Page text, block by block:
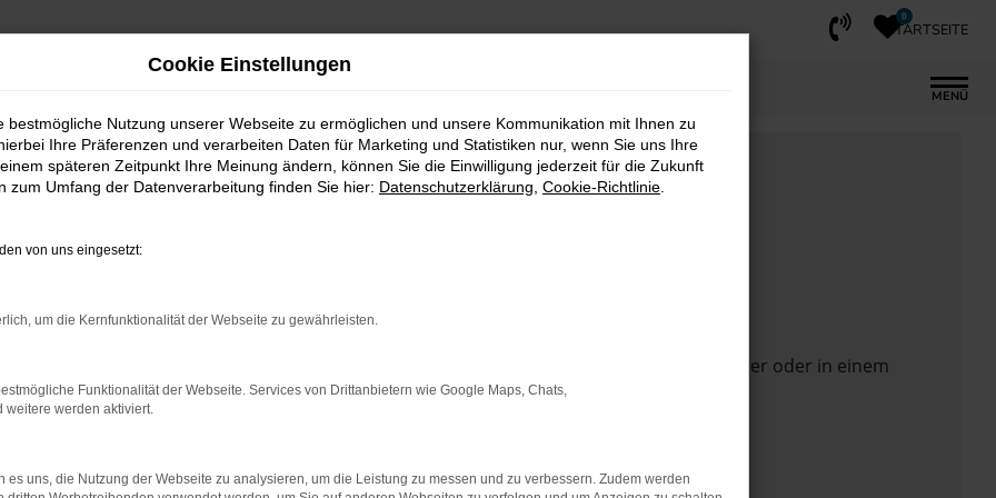
0
STARTSEITE
MENÜ
das Laden bestimmter Seiten verhindern. Funktioniert die Seite in einem anderen Browser oder in einem
zu beheben.
auf dem neuesten Stand sind.
Cookie Einstellungen
bestmögliche Nutzung unserer Webseite zu ermöglichen und unsere Kommunikation mit Ihnen zu
Ihre Präferenzen und verarbeiten Daten für Marketing und Statistiken nur, wenn Sie uns Ihre
späteren Zeitpunkt Ihre Meinung ändern, können Sie die Einwilligung jederzeit für die Zukunft
zum Umfang der Datenverarbeitung finden Sie hier: Datenschutzerklärung Cookie-Richtlinie
von uns eingesetzt:
um die Kernfunktionalität der Webseite zu gewährleisten.
Funktionalität der Webseite. Services von Drittanbietern wie Google Maps, Chats,
weitere werden aktiviert.
es uns, die Nutzung der Webseite zu analysieren, um die Leistung zu messen und zu verbessern. Zudem werden